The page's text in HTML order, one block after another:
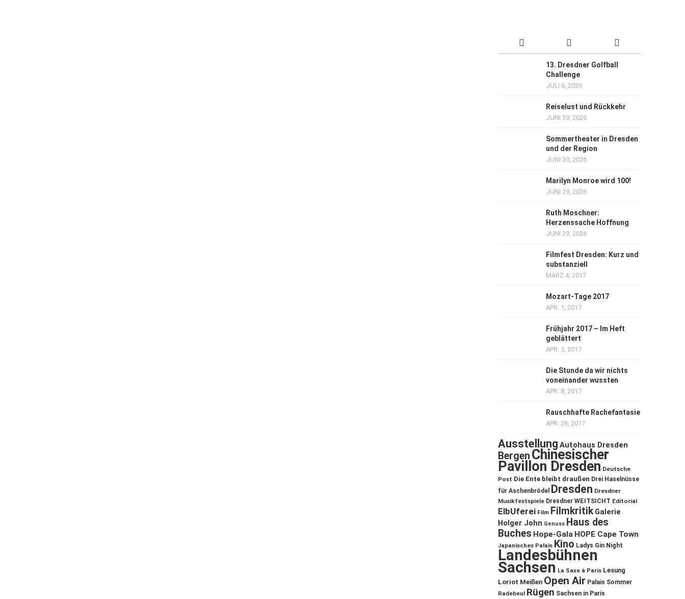
13. Dresdner Golfball
Challenge
JULI 6, 2026
Reiselust und Rückkehr
JUNI 30, 2026
Sommertheater in Dresden
und der Region
JUNI 30, 2026
Marilyn Monroe wird 100!
JUNI 29, 2026
Ruth Moschner:
Herzenssache Hoffnung
JUNI 29, 2026
Filmfest Dresden: Kurz und
substanziell
MÄRZ 4, 2017
Mozart-Tage 2017
APR. 1, 2017
Frühjahr 2017 – Im Heft
geblättert
APR. 5, 2017
Die Stunde da wir nichts
voneinander wussten
APR. 8, 2017
Rauschhafte Rachefantasie
APR. 26, 2017
Ausstellung Autohaus Dresden
Bergen Chinesischer
Pavillon Dresden Deutsche
Post Die Ente bleibt draußen Drei Haselnüsse
für Aschenbrödel
Dresden Dresdner
Musikfestspiele Dresdner WEITSICHT Editorial
ElbUferei Film Filmkritik Galerie
Holger John Genuss Haus des
Buches Hope-Gala HOPE Cape Town
Japanisches Palais Kino Ladys Gin Night
Landesbühnen
Sachsen La Saxe à Paris Lesung
Loriot Meißen Open Air Palais Sommer
Radebeul Rügen Sachsen in Paris